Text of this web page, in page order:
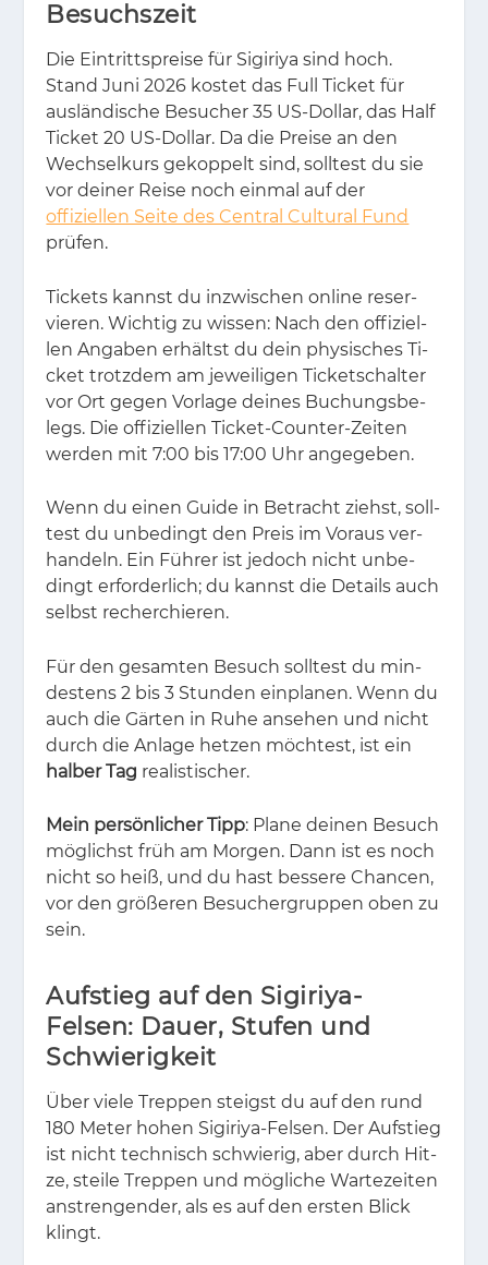
Besuchszeit
Die Ein­tritts­prei­se für Si­gi­riya sind hoch.
Stand Juni 2026 kos­tet das Full Ti­cket für
aus­län­di­sche Be­su­cher 35 US-Dol­lar, das Half
Ti­cket 20 US-Dol­lar. Da die Prei­se an den
Wech­sel­kurs ge­kop­pelt sind, soll­test du sie
vor dei­ner Rei­se noch ein­mal auf der
offiziellen Seite des Central Cultural Fund
prü­fen.
Ti­ckets kannst du in­zwi­schen on­line re­ser­
vie­ren. Wich­tig zu wis­sen: Nach den of­fi­zi­el­
len An­ga­ben er­hältst du dein phy­si­sches Ti­
cket trotz­dem am je­wei­li­gen Ti­cket­schal­ter
vor Ort ge­gen Vor­la­ge dei­nes Bu­chungs­be­
legs. Die of­fi­zi­el­len Ti­cket-Coun­ter-Zei­ten
wer­den mit 7:00 bis 17:00 Uhr an­ge­ge­ben.
Wenn du ei­nen Gui­de in Be­tracht ziehst, soll­
test du un­be­dingt den Preis im Vor­aus ver­
han­deln. Ein Füh­rer ist je­doch nicht un­be­
dingt er­for­der­lich; du kannst die De­tails auch
selbst re­cher­chie­ren.
Für den ge­sam­ten Be­such soll­test du min­
des­tens 2 bis 3 Stun­den ein­pla­nen. Wenn du
auch die Gär­ten in Ruhe an­se­hen und nicht
durch die An­la­ge het­zen möch­test, ist ein
halber Tag rea­lis­ti­scher.
Mein persönlicher Tipp: Pla­ne dei­nen Be­such
mög­lichst früh am Mor­gen. Dann ist es noch
nicht so heiß, und du hast bes­se­re Chan­cen,
vor den grö­ße­ren Be­su­cher­grup­pen oben zu
sein.
Aufstieg auf den Sigiriya-
Felsen: Dauer, Stufen und
Schwierigkeit
Über vie­le Trep­pen steigst du auf den rund
180 Me­ter ho­hen Si­gi­riya-Fel­sen. Der Auf­stieg
ist nicht tech­nisch schwie­rig, aber durch Hit­
ze, stei­le Trep­pen und mög­li­che War­te­zei­ten
an­stren­gen­der, als es auf den ers­ten Blick
klingt.